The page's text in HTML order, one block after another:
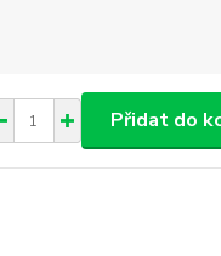
Přidat do